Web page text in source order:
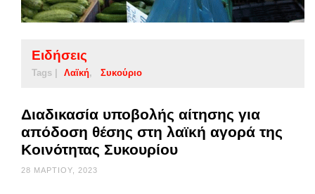
Ειδήσεις
Tags | Λαϊκή Συκούριο
Διαδικασία υποβολής αίτησης για
απόδοση θέσης στη λαϊκή αγορά της
Κοινότητας Συκουρίου
28 ΜΑΡΤΊΟΥ, 2023